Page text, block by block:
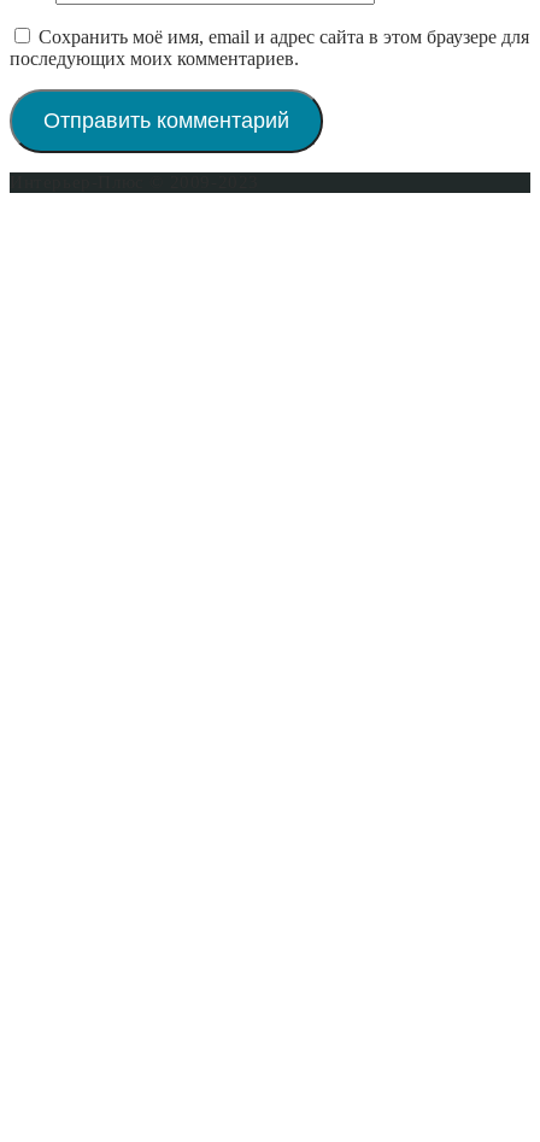
Сохранить моё имя, email и адрес сайта в этом браузере для
последующих моих комментариев.